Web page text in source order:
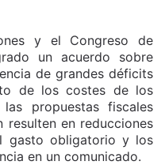
y el Congreso de
un acuerdo sobre
de grandes déficits
de los costes de los
propuestas fiscales
resulten en reducciones
gasto obligatorio y los
en un comunicado.